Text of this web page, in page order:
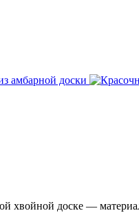
хвойной доске —